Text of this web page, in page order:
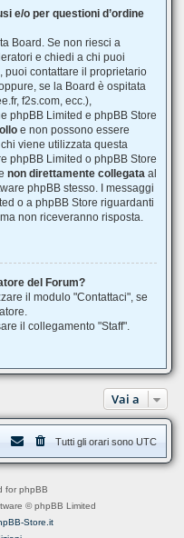
e/o per questioni d’ordine
Board. Se non riesci a
e chiedi a chi puoi
puoi contattare il proprietario
se la Board è ospitata
f2s.com, ecc.),
phpBB Limited e phpBB Store
e non possono essere
viene utilizzata questa
phpBB Limited o phpBB Store
non direttamente collegata al
phpBB stesso. I messaggi
o a phpBB Store riguardanti
non riceveranno risposta.
del Forum?
il modulo "Contattaci", se
il collegamento "Staff".
Vai a
Tutti gli orari sono UTC
for phpBB
© phpBB Limited
Store.it